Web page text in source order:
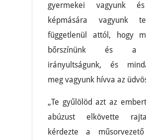
gyermekei vagyunk
képmására vagyunk
függetlenül attól, hogy
bőrszínünk és a
irányultságunk, és
meg vagyunk hívva az
„Te gyűlölöd azt az
abúzust elkövette
kérdezte a